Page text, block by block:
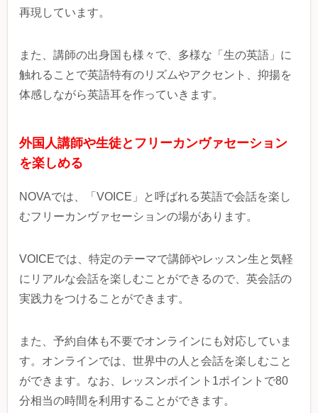
再現しています。
また、講師の出身国も様々で、多様な「生の英語」に
触れることで英語特有のリズムやアクセント、抑揚を
体感しながら英語耳を作っていきます。
外国人講師や生徒とフリーカンヴァセーション
を楽しめる
NOVAでは、「VOICE」
と呼ばれる英語で会話を楽し
むフリーカンヴァセーションの場があります。
VOICEでは、特定のテーマで講師やレッスン生と気軽
にリアルな会話を楽しむことができるので、英会話の
実践力をつけることができます。
また、予約自体も不要でオンラインにも対応していま
す。オンラインでは、世界中の人と会話を楽しむこと
ができます。なお、レッスンポイント1ポイントで80
分相当の時間を利用することができます。